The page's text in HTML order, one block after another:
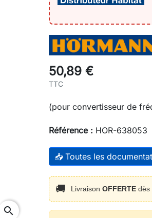
search
50,89 €
TTC
(pour convertisseur de
Référence : HOR-638053
📥 Toutes les
🚚 Livraison OFFERTE dès